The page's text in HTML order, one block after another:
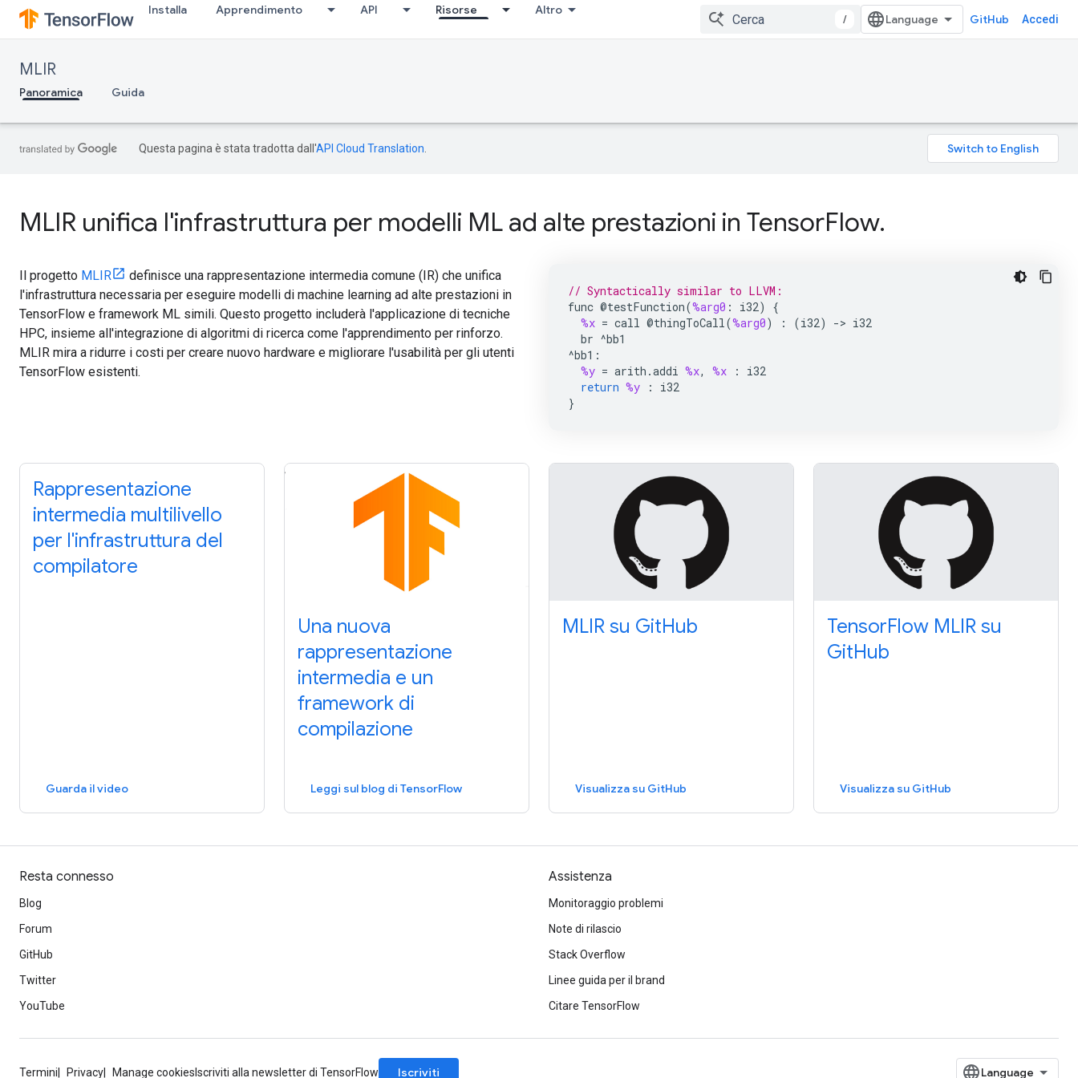
Installa Apprendimento API Risorse Altro
/ GitHub Accedi
MLIR
Panoramica Guida
Questa pagina è stata tradotta dall'API Cloud Translation
MLIR unifica l'infrastruttura per modelli ML ad alte prestazioni in TensorFlow.
Il progetto MLIR
definisce una rappresentazione intermedia comune (IR) che unifica
l'infrastruttura necessaria per eseguire modelli di machine learning ad alte prestazioni in
TensorFlow e framework ML simili. Questo progetto includerà l'applicazione di tecniche
HPC, insieme all'integrazione di algoritmi di ricerca come l'apprendimento per rinforzo.
MLIR mira a ridurre i costi per creare nuovo hardware e migliorare l'usabilità per gli utenti
TensorFlow esistenti.
// Syntactically similar to LLVM:
func @testFunction(%arg0 : i32)
{
%x = call @thingToCall(%arg0) : (i32) -> i32
br ^bb1
^bb1 :
%y = arith .addi %x, %x :
i32
return %y :
i32
}
Rappresentazione
intermedia multilivello
per l'infrastruttura del
compilatore
Guarda il video
Una nuova
rappresentazione
intermedia e un
framework di
compilazione
Leggi sul blog di TensorFlow
MLIR su GitHub
Visualizza su GitHub
TensorFlow MLIR su
GitHub
Visualizza su GitHub
Resta connesso
Blog
Forum
GitHub
Twitter
YouTube
Assistenza
Monitoraggio problemi
Note di rilascio
Stack Overflow
Linee guida per il brand
Citare TensorFlow
Termini Privacy Manage cookies Iscriviti alla newsletter di TensorFlow Iscriviti